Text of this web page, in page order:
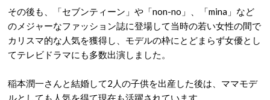
その後も、「セブンティーン」や「non-no」、「mina」など
のメジャーなファッション誌に登場して当時の若い女性の間で
カリスマ的な人気を獲得し、モデルの枠にとどまらず女優とし
てテレビドラマにも多数出演しました。
稲本潤一さんと結婚して2人の子供を出産した後は、ママモデ
ルとしても人気を得て現在も活躍されています。